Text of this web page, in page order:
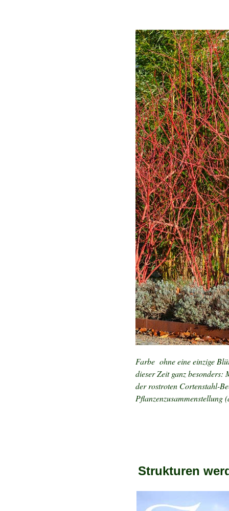
Farbe ohne eine einzige
dieser Zeit ganz
der rostroten Cortenstahl-
Strukturen